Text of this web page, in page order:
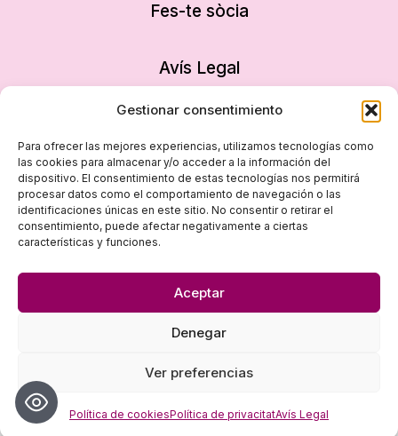
Gestionar consentimiento
Para ofrecer las mejores experiencias, utilizamos tecnologías como
las cookies para almacenar y/o acceder a la información del
dispositivo. El consentimiento de estas tecnologías nos permitirá
procesar datos como el comportamiento de navegación o las
identificaciones únicas en este sitio. No consentir o retirar el
consentimiento, puede afectar negativamente a ciertas
características y funciones.
Aceptar
Denegar
Ver preferencias
Política de cookiesPolítica de privacitatAvís Legal
Fes-te sòcia
Avís Legal
Declaració d’accessibilitat
Mapa del lloc